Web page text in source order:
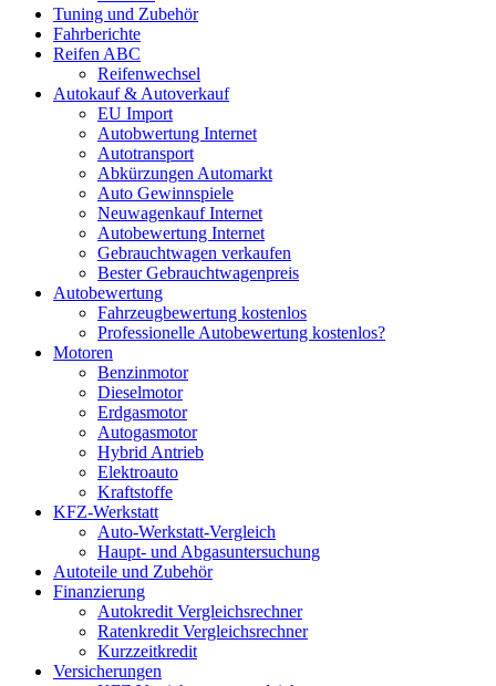
Tuning und Zubehör
Fahrberichte
Reifen ABC
Reifenwechsel
Autokauf & Autoverkauf
EU Import
Autobwertung Internet
Autotransport
Abkürzungen Automarkt
Auto Gewinnspiele
Neuwagenkauf Internet
Autobewertung Internet
Gebrauchtwagen verkaufen
Bester Gebrauchtwagenpreis
Autobewertung
Fahrzeugbewertung kostenlos
Professionelle Autobewertung kostenlos?
Motoren
Benzinmotor
Dieselmotor
Erdgasmotor
Autogasmotor
Hybrid Antrieb
Elektroauto
Kraftstoffe
KFZ-Werkstatt
Auto-Werkstatt-Vergleich
Haupt- und Abgasuntersuchung
Autoteile und Zubehör
Finanzierung
Autokredit Vergleichsrechner
Ratenkredit Vergleichsrechner
Kurzzeitkredit
Versicherungen